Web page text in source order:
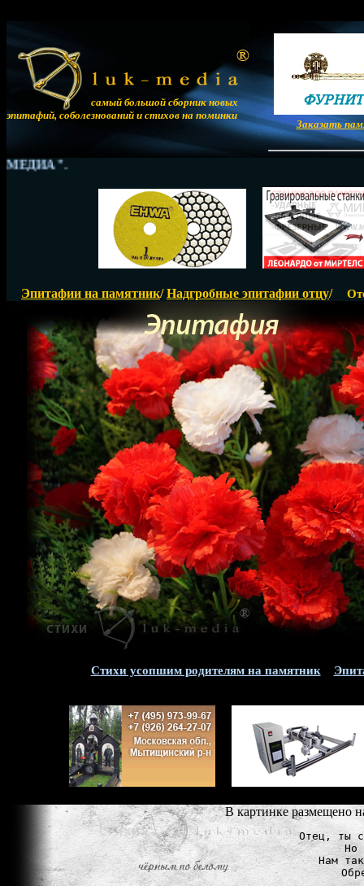
самый большой сборник новых
эпитафий, соболезнований и стихов на поминки
Заказать
Эпитафии на памятник/Надгробные эпитафии отцу/
Стихи усопшим родителям на памятник
В картинке размещено
Отец, ты
Но
Нам